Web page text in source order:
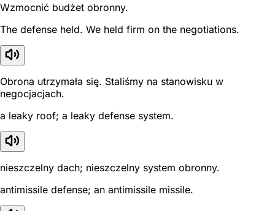
Wzmocnić budżet obronny.
The defense held. We held firm on the negotiations.
Obrona utrzymała się. Staliśmy na stanowisku w
negocjacjach.
a leaky roof; a leaky defense system.
nieszczelny dach; nieszczelny system obronny.
antimissile defense; an antimissile missile.